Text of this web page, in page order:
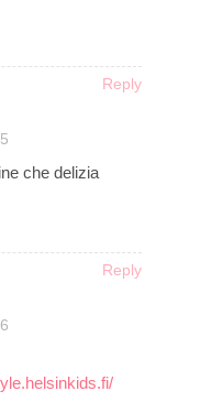
Reply
che delizia
Reply